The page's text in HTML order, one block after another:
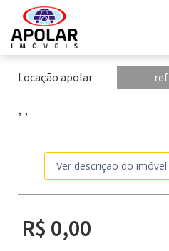
Locação apolar ref.
, ,
Ver descrição do imóvel
R$ 0,00